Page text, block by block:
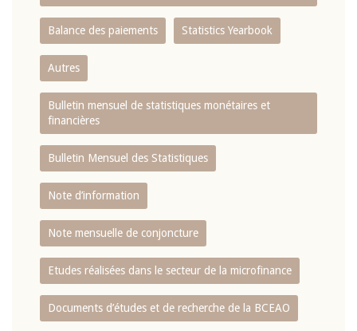
Balance des paiements Statistics Yearbook
Autres
Bulletin mensuel de statistiques monétaires et
financières
Bulletin Mensuel des Statistiques
Note d’information
Note mensuelle de conjoncture
Etudes réalisées dans le secteur de la microfinance
Documents d’études et de recherche de la BCEAO